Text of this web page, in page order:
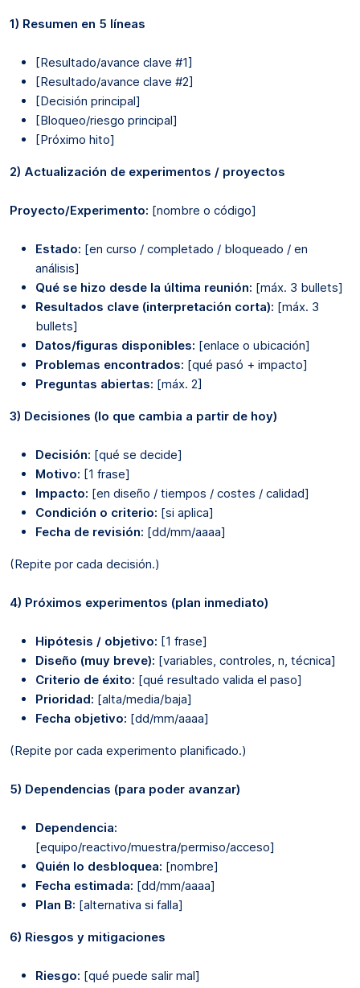
1) Resumen en 5 líneas
[Resultado/avance clave #1]
[Resultado/avance clave #2]
[Decisión principal]
[Bloqueo/riesgo principal]
[Próximo hito]
2) Actualización de experimentos / proyectos
Proyecto/Experimento: [nombre o código]
Estado: [en curso / completado / bloqueado / en
análisis]
Qué se hizo desde la última reunión: [máx. 3 bullets]
Resultados clave (interpretación corta): [máx. 3
bullets]
Datos/figuras disponibles: [enlace o ubicación]
Problemas encontrados: [qué pasó + impacto]
Preguntas abiertas: [máx. 2]
3) Decisiones (lo que cambia a partir de hoy)
Decisión: [qué se decide]
Motivo: [1 frase]
Impacto: [en diseño / tiempos / costes / calidad]
Condición o criterio: [si aplica]
Fecha de revisión: [dd/mm/aaaa]
(Repite por cada decisión.)
4) Próximos experimentos (plan inmediato)
Hipótesis / objetivo: [1 frase]
Diseño (muy breve): [variables, controles, n, técnica]
Criterio de éxito: [qué resultado valida el paso]
Prioridad: [alta/media/baja]
Fecha objetivo: [dd/mm/aaaa]
(Repite por cada experimento planificado.)
5) Dependencias (para poder avanzar)
Dependencia:
[equipo/reactivo/muestra/permiso/acceso]
Quién lo desbloquea: [nombre]
Fecha estimada: [dd/mm/aaaa]
Plan B: [alternativa si falla]
6) Riesgos y mitigaciones
Riesgo: [qué puede salir mal]